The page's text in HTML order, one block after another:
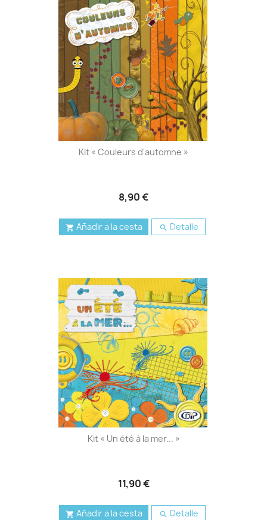
Kit « Couleurs d'automne »
8,90 €
 Añadir a la cesta  Detalle
Kit « Un été à la mer... »
11,90 €
 Añadir a la cesta  Detalle